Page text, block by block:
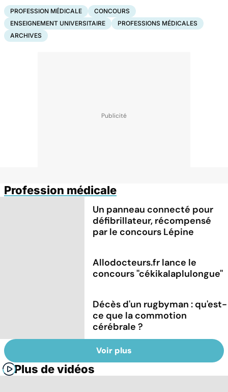
PROFESSION MÉDICALE
CONCOURS
ENSEIGNEMENT UNIVERSITAIRE
PROFESSIONS MÉDICALES
ARCHIVES
Profession médicale
Un panneau connecté pour
défibrillateur, récompensé
par le concours Lépine
Allodocteurs.fr lance le
concours ''cékikalaplulongue''
Décès d'un rugbyman : qu'est-
ce que la commotion
cérébrale ?
Voir plus
Plus de vidéos